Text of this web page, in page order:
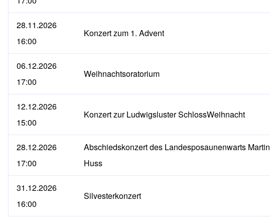
28.11.2026
16:00
Konzert zum 1. Advent
06.12.2026
17:00
Weihnachtsoratorium
12.12.2026
15:00
Konzert zur Ludwigsluster SchlossWeihnacht
28.12.2026
17:00
Abschiedskonzert des Landesposaunenwarts Martin
Huss
31.12.2026
16:00
Silvesterkonzert